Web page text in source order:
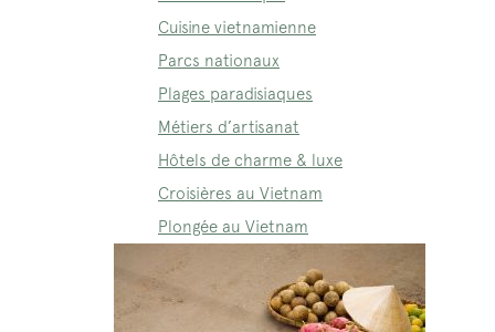
Cuisine vietnamienne
Parcs nationaux
Plages paradisiaques
Métiers d’artisanat
Hôtels de charme & luxe
Croisières au Vietnam
Plongée au Vietnam